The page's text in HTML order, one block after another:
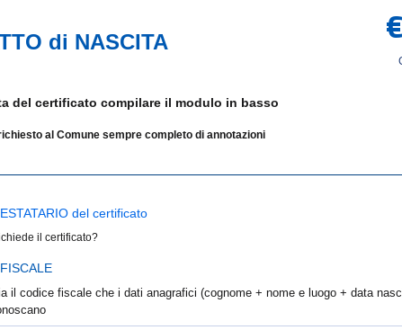
di NASCITA €
del certificato compilare il modulo in basso
al Comune sempre completo di annotazioni
del certificato
il certificato?
il codice fiscale che i dati anagrafici (cognome + nome e luogo + data